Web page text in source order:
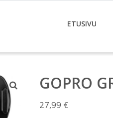
ETUSIVU
GOPRO
27,99 €